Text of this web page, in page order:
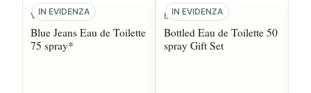
IN EVIDENZA
Versace
Blue Jeans Eau de Toilette
75 spray*
IN EVIDENZA
Boss
Bottled Eau de Toilette 50
spray Gift Set